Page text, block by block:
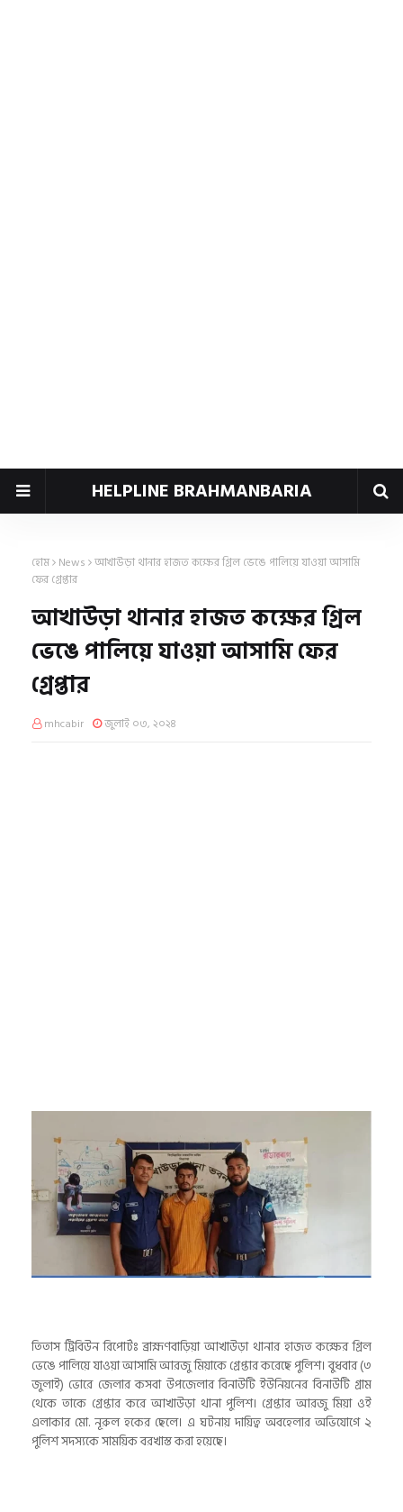
HELPLINE BRAHMANBARIA
হোম News আখাউড়া থানার হাজত কক্ষের গ্রিল ভেঙে পালিয়ে যাওয়া আসামি
ফের গ্রেপ্তার
আখাউড়া থানার হাজত কক্ষের গ্রিল
ভেঙে পালিয়ে যাওয়া আসামি ফের
গ্রেপ্তার
mhcabir জুলাই ০৩, ২০২৪
তিতাস ট্রিবিউন রিপোর্টঃ ব্রাহ্মণবাড়িয়া আখাউড়া থানার হাজত কক্ষের গ্রিল
ভেঙে পালিয়ে যাওয়া আসামি আরজু মিয়াকে গ্রেপ্তার করেছে পুলিশ। বুধবার (৩
জুলাই) ভোরে জেলার কসবা উপজেলার বিনাউটি ইউনিয়নের বিনাউটি গ্রাম
থেকে তাকে গ্রেপ্তার করে আখাউড়া থানা পুলিশ। গ্রেপ্তার আরজু মিয়া ওই
এলাকার মো. নূরুল হকের ছেলে। এ ঘটনায় দায়িত্ব অবহেলার অভিযোগে ২
পুলিশ সদস্যকে সাময়িক বরখাস্ত করা হয়েছে।